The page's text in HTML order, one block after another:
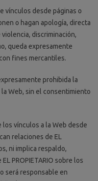
vínculos desde páginas o
o hagan apología, directa
discriminación,
queda expresamente
fines mercantiles.
prohibida la
Web, sin el consentimiento
vínculos a la Web desde
relaciones de EL
ni implica respaldo,
PROPIETARIO sobre los
será responsable en